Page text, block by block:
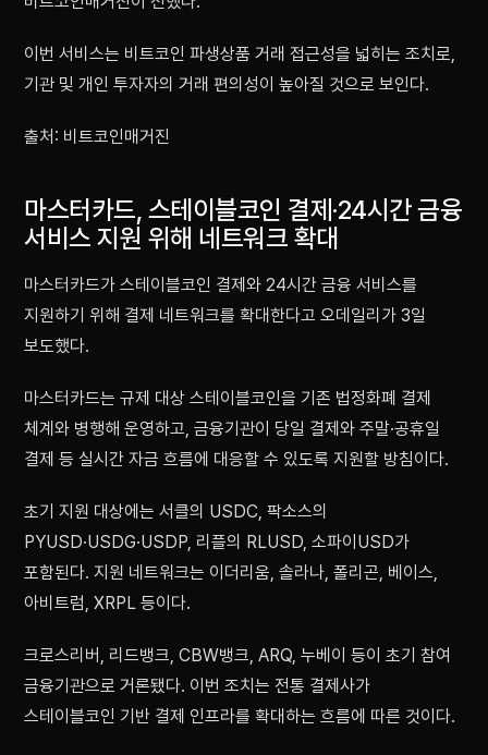
이번 서비스는 비트코인 파생상품 거래 접근성을 넓히는 조치로,
기관 및 개인 투자자의 거래 편의성이 높아질 것으로 보인다.
출처: 비트코인매거진
마스터카드, 스테이블코인 결제·24시간 금융
서비스 지원 위해 네트워크 확대
마스터카드가 스테이블코인 결제와 24시간 금융 서비스를
지원하기 위해 결제 네트워크를 확대한다고 오데일리가 3일
보도했다.
마스터카드는 규제 대상 스테이블코인을 기존 법정화폐 결제
체계와 병행해 운영하고, 금융기관이 당일 결제와 주말·공휴일
결제 등 실시간 자금 흐름에 대응할 수 있도록 지원할 방침이다.
초기 지원 대상에는 서클의 USDC, 팍소스의
PYUSD·USDG·USDP, 리플의 RLUSD, 소파이USD가
포함된다. 지원 네트워크는 이더리움, 솔라나, 폴리곤, 베이스,
아비트럼, XRPL 등이다.
크로스리버, 리드뱅크, CBW뱅크, ARQ, 누베이 등이 초기 참여
금융기관으로 거론됐다. 이번 조치는 전통 결제사가
스테이블코인 기반 결제 인프라를 확대하는 흐름에 따른 것이다.